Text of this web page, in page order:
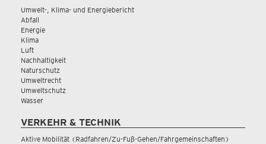
Umwelt-, Klima- und Energiebericht
Abfall
Energie
Klima
Luft
Nachhaltigkeit
Naturschutz
Umweltrecht
Umweltschutz
Wasser
VERKEHR & TECHNIK
Aktive Mobilität (Radfahren/Zu-Fuß-Gehen/Fahrgemeinschaften)